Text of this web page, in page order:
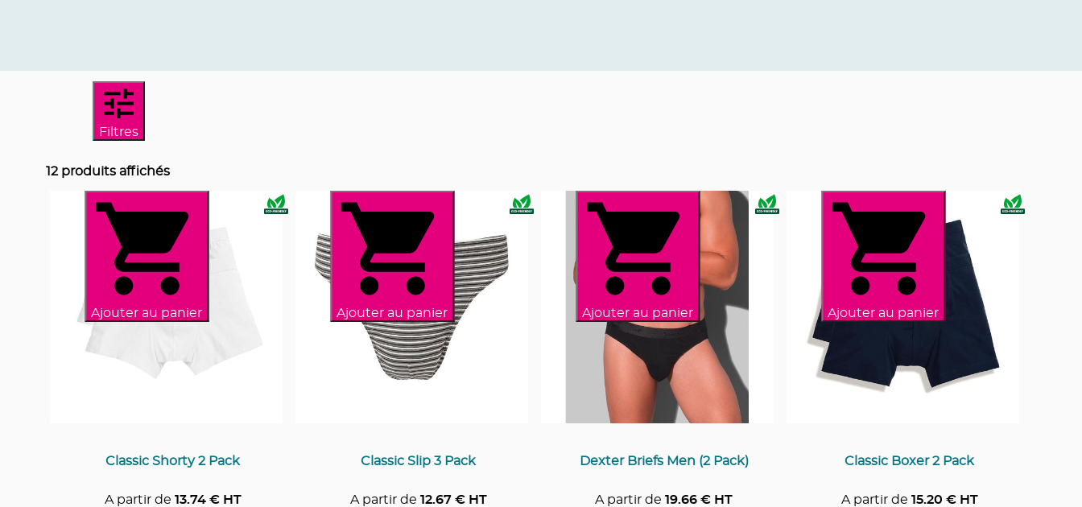
Filtres
12 produits affichés
Ajouter au panier
Classic Shorty 2 Pack
A partir de 13.74€ HT
Ajouter au panier
Classic Slip 3 Pack
A partir de 12.67€ HT
Ajouter au panier
Dexter Briefs Men (2 Pack)
A partir de 19.66 € HT
Ajouter au panier
Classic Boxer 2 Pack
A partir de 15.20 € HT